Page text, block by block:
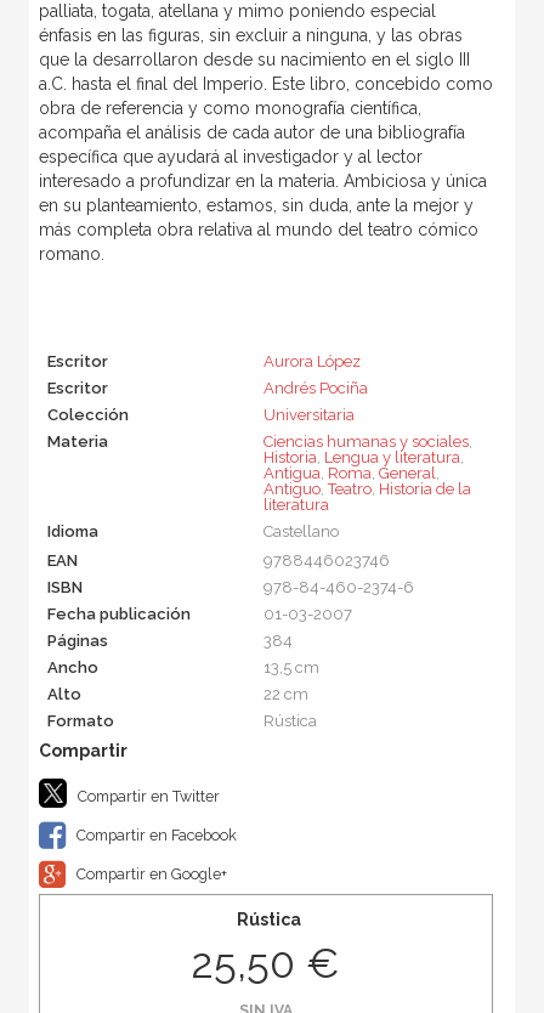
palliata, togata, atellana y mimo poniendo especial
énfasis en las figuras, sin excluir a ninguna, y las obras
que la desarrollaron desde su nacimiento en el siglo III
a.C. hasta el final del Imperio. Este libro, concebido como
obra de referencia y como monografía científica,
acompaña el análisis de cada autor de una bibliografía
específica que ayudará al investigador y al lector
interesado a profundizar en la materia. Ambiciosa y única
en su planteamiento, estamos, sin duda, ante la mejor y
más completa obra relativa al mundo del teatro cómico
romano.
Escritor
Aurora López
Escritor
Andrés Pociña
Colección
Universitaria
Materia
Ciencias humanas y sociales,
Historia, Lengua y literatura,
Antigua, Roma, General,
Antiguo,Teatro, Historia de la
literatura
Idioma
Castellano
EAN
9788446023746
ISBN
978-84-460-2374-6
Fecha publicación
01-03-2007
Páginas
384
Ancho
13,5 cm
Alto
22 cm
Formato
Rústica
Compartir en Twitter
Compartir en Facebook
Compartir en Google+
Rústica
25,50 €